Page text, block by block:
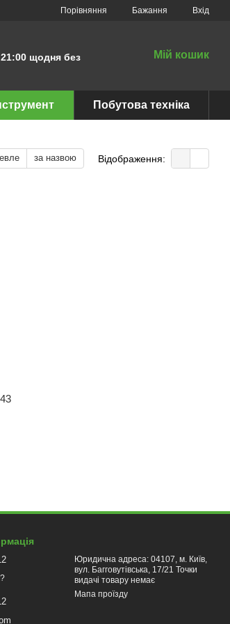
Порівняння Бажання Вхід
щодня без
Мій кошик
Побутова техніка
за назвою Відображення:
Юридична адреса: 04107, м. Київ,
вул. Багговутівська, 17/21 Точки
видачі товару немає
Мапа проїзду